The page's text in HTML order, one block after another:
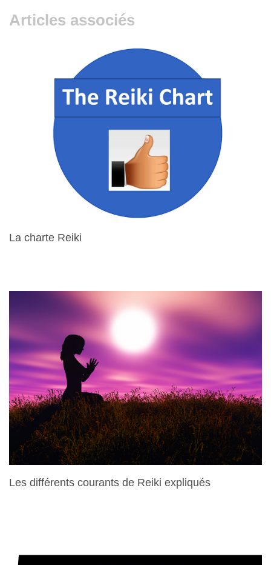
Articles associés
La charte Reiki
Les différents courants de Reiki expliqués